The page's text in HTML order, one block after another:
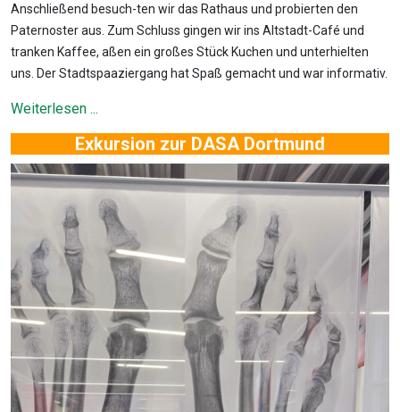
Anschließend besuch-ten wir das Rathaus und probierten den
Paternoster aus. Zum Schluss gingen wir ins Altstadt-Café und
tranken Kaffee, aßen ein großes Stück Kuchen und unterhielten
uns. Der Stadtspaaziergang hat Spaß gemacht und war informativ.
Weiterlesen ...
Exkursion zur DASA Dortmund